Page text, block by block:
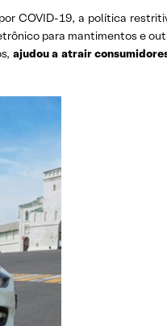
COVID-19, a política
para mantimentos e
ajudou a atrair